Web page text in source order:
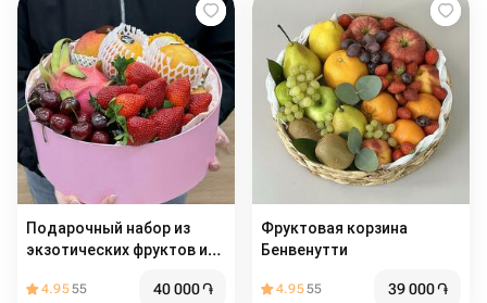
Подарочный набор из
экзотических фруктов и
4.9555 40 000֏
Фруктовая корзина
Бенвенутти
4.9555 39 000֏